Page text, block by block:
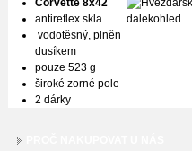
Corvette 8x42
antireflex skla
vodotěsný, plněn
dusíkem
pouze 523 g
široké zorné pole
2 dárky